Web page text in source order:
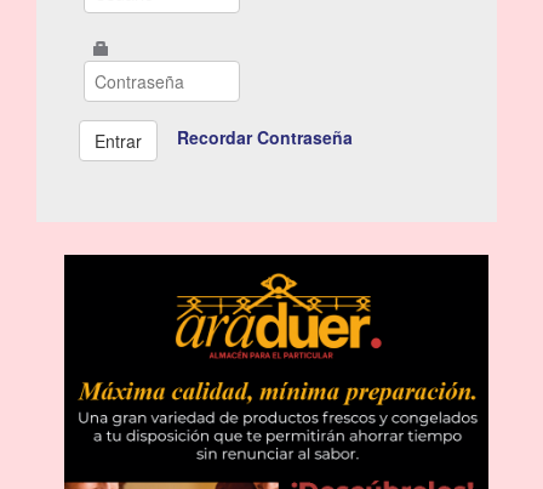
Recordar Contraseña